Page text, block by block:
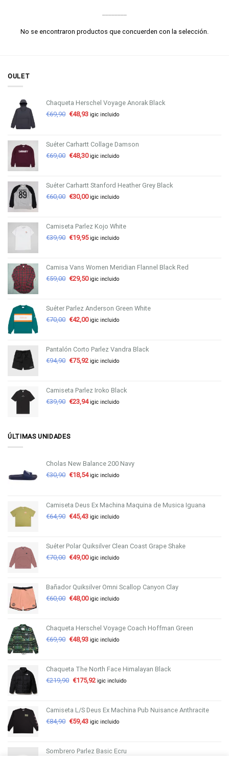
No se encontraron productos que concuerden con la selección.
OULET
Chaqueta Herschel Voyage Anorak Black
€69,90 €48,93 igic incluido
Suéter Carhartt Collage Damson
€69,00 €48,30 igic incluido
Suéter Carhartt Stanford Heather Grey Black
€60,00 €30,00 igic incluido
Camiseta Parlez Kojo White
€39,90 €19,95 igic incluido
Camisa Vans Women Meridian Flannel Black Red
€59,00 €29,50 igic incluido
Suéter Parlez Anderson Green White
€70,00 €42,00 igic incluido
Pantalón Corto Parlez Vandra Black
€94,90 €75,92 igic incluido
Camiseta Parlez Iroko Black
€39,90 €23,94 igic incluido
ÚLTIMAS UNIDADES
Cholas New Balance 200 Navy
€30,90 €18,54 igic incluido
Camiseta Deus Ex Machina Maquina de Musica Iguana
€64,90 €45,43 igic incluido
Suéter Polar Quiksilver Clean Coast Grape Shake
€70,00 €49,00 igic incluido
Bañador Quiksilver Omni Scallop Canyon Clay
€60,00 €48,00 igic incluido
Chaqueta Herschel Voyage Coach Hoffman Green
€69,90 €48,93 igic incluido
Chaqueta The North Face Himalayan Black
€219,90 €175,92 igic incluido
Camiseta L/S Deus Ex Machina Pub Nuisance Anthracite
€84,90 €59,43 igic incluido
Sombrero Parlez Basic Ecru